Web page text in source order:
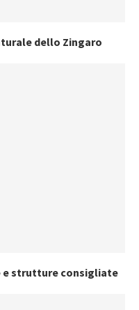
dello Zingaro
e strutture consigliate